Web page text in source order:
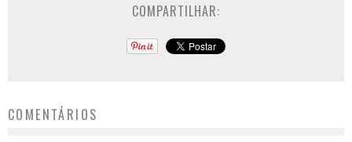
COMPARTILHAR:
COMENTÁRIOS